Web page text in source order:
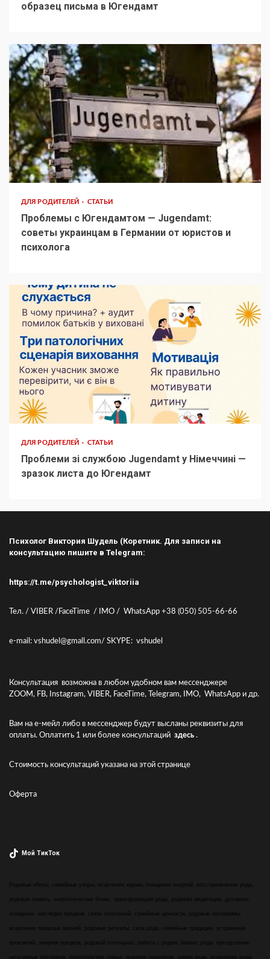
образец письма в Югендамт
ДЛЯ РОДИТЕЛЕЙ СТАТЬИ
Проблемы с Югендамтом — Jugendamt:
советы украинцам в Германии от юристов и
психолога
ДЛЯ РОДИТЕЛЕЙ СТАТЬИ
Проблеми зі службою Jugendamt у Німеччині —
зразок листа до Югендамт
Психолог Виктория Шудель (Коретник. Для записи на
консультацию пишите в Telegram:
https://t.me/psychologist_viktoriia
Тел. / VIBER /FaceTime / IMO / WhatsApp +38 (050) 505-66-66
e-mail: vshudel@gmall.com/ SKYPE: vshudel
Консультация возможна в любом удобном вам мессенджере
ZOOM, FB, Instagram, VIBER, FaceTime, Telegram, IMO, WhatsApp и др.
Вам на е-мейл либо в мессенджер будут высланы реквизиты для
оплаты. Оплатить 1 или более консультаций здесь .
Стоимость консультаций указана на этой странице
Оферта
Мой ТикТок
Родовые обеты, семейные узоры, исцеление кармы, очищение энергий, восстановление рода,
родовая память, энергетические блоки, трансформация рода, родовая медитация, духовное
очищение, наследие предков, связь поколений, семейные ценности, родовые программы,
исцеление прошлых жизней, родовые ритуалы, сила рода, семейные традиции, устранение
проклятий, энергия предков, родовой потенциал, работа с родом, баланс рода, преодоление
негативных паттернов, благополучие семьи, родовое проклятие, карма рода, исцеление рода,